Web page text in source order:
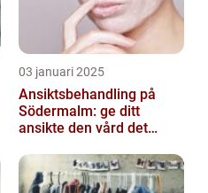
03 januari 2025
Ansiktsbehandling på
Södermalm: ge ditt
ansikte den vård det